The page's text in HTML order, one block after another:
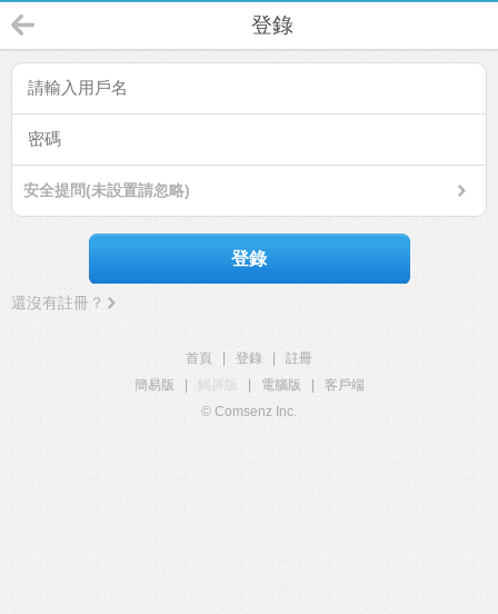
登錄
安全提問(未設置請忽略)
登錄
還沒有註冊？
首頁 登錄
註冊
簡易版
觸屏版 電腦版
客戶端
© Comsenz Inc.